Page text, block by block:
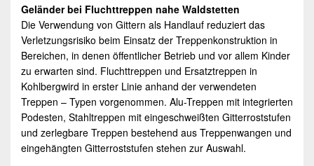
Geländer bei Fluchttreppen nahe Waldstetten
Die Verwendung von Gittern als Handlauf reduziert das
Verletzungsrisiko beim Einsatz der Treppenkonstruktion in
Bereichen, in denen öffentlicher Betrieb und vor allem Kinder
zu erwarten sind. Fluchttreppen und Ersatztreppen in
Kohlbergwird in erster Linie anhand der verwendeten
Treppen – Typen vorgenommen. Alu-Treppen mit integrierten
Podesten, Stahltreppen mit eingeschweißten Gitterroststufen
und zerlegbare Treppen bestehend aus Treppenwangen und
eingehängten Gitterroststufen stehen zur Auswahl.